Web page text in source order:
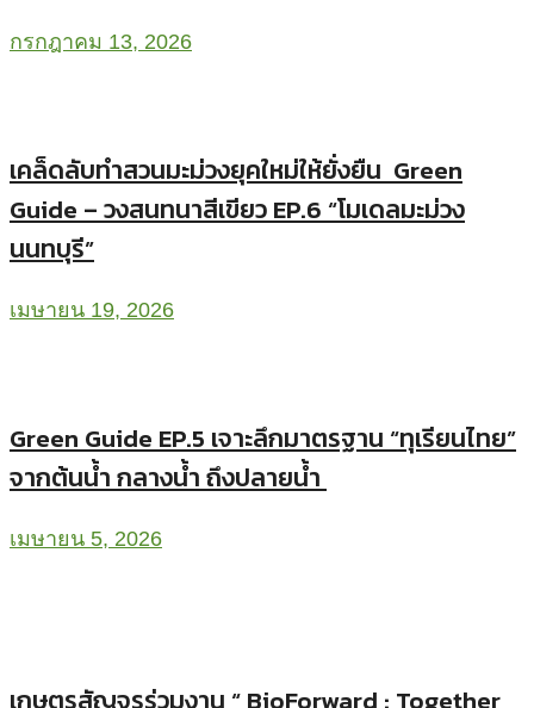
กรกฎาคม 13, 2026
เคล็ดลับทำสวนมะม่วงยุคใหม่ให้ยั่งยืน Green
Guide – วงสนทนาสีเขียว EP.6 “โมเดลมะม่วง
นนทบุรี”
เมษายน 19, 2026
Green Guide EP.5 เจาะลึกมาตรฐาน “ทุเรียนไทย”
จากต้นน้ำ กลางน้ำ ถึงปลายน้ำ
เมษายน 5, 2026
เกษตรสัญจรร่วมงาน “ BioForward : Together